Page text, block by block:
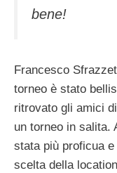
bene!
Francesco
torneo è stato
ritrovato gli amici
un torneo in salita.
stata più proficua
scelta della